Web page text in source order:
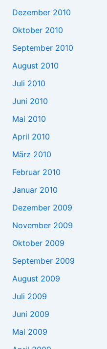
Dezember 2010
Oktober 2010
September 2010
August 2010
Juli 2010
Juni 2010
Mai 2010
April 2010
März 2010
Februar 2010
Januar 2010
Dezember 2009
November 2009
Oktober 2009
September 2009
August 2009
Juli 2009
Juni 2009
Mai 2009